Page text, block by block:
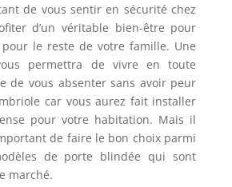
de vous sentir en sécurité chez
d’un véritable bien-être pour
le reste de votre famille. Une
permettra de vivre en toute
de vous absenter sans avoir peur
car vous aurez fait installer
pour votre habitation. Mais il
de faire le bon choix parmi
de porte blindée qui sont
marché.